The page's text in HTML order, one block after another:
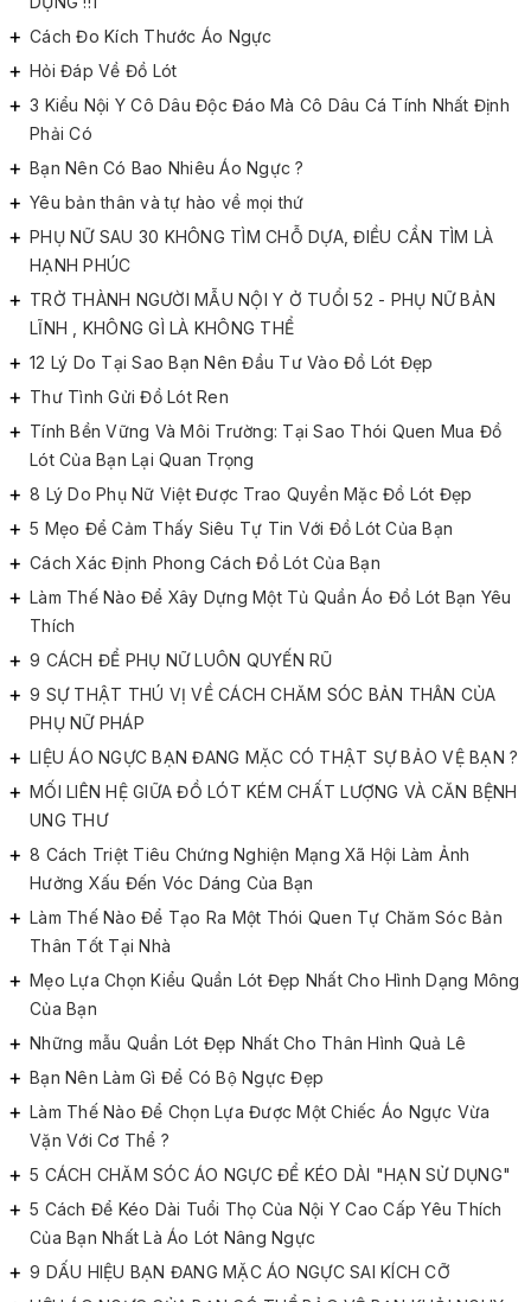
Cách Đo Kích Thước Áo Ngực
Hỏi Đáp Về Đồ Lót
3 Kiểu Nội Y Cô Dâu Độc Đáo Mà Cô Dâu Cá Tính Nhất Định
Phải Có
Bạn Nên Có Bao Nhiêu Áo Ngực ?
Yêu bản thân và tự hào về mọi thứ
PHỤ NỮ SAU 30 KHÔNG TÌM CHỖ DỰA, ĐIỀU CẦN TÌM LÀ
HẠNH PHÚC
TRỞ THÀNH NGƯỜI MẪU NỘI Y Ở TUỔI 52 - PHỤ NỮ BẢN
LĨNH , KHÔNG GÌ LÀ KHÔNG THỂ
12 Lý Do Tại Sao Bạn Nên Đầu Tư Vào Đồ Lót Đẹp
Thư Tình Gửi Đồ Lót Ren
Tính Bền Vững Và Môi Trường: Tại Sao Thói Quen Mua Đồ
Lót Của Bạn Lại Quan Trọng
8 Lý Do Phụ Nữ Việt Được Trao Quyền Mặc Đồ Lót Đẹp
5 Mẹo Để Cảm Thấy Siêu Tự Tin Với Đồ Lót Của Bạn
Cách Xác Định Phong Cách Đồ Lót Của Bạn
Làm Thế Nào Để Xây Dựng Một Tủ Quần Áo Đồ Lót Bạn Yêu
Thích
9 CÁCH ĐỂ PHỤ NỮ LUÔN QUYẾN RŨ
9 SỰ THẬT THÚ VỊ VỀ CÁCH CHĂM SÓC BẢN THÂN CỦA
PHỤ NỮ PHÁP
LIỆU ÁO NGỰC BẠN ĐANG MẶC CÓ THẬT SỰ BẢO VỆ BẠN ?
MỐI LIÊN HỆ GIỮA ĐỒ LÓT KÉM CHẤT LƯỢNG VÀ CĂN BỆNH
UNG THƯ
8 Cách Triệt Tiêu Chứng Nghiện Mạng Xã Hội Làm Ảnh
Hưởng Xấu Đến Vóc Dáng Của Bạn
Làm Thế Nào Để Tạo Ra Một Thói Quen Tự Chăm Sóc Bản
Thân Tốt Tại Nhà
Mẹo Lựa Chọn Kiểu Quần Lót Đẹp Nhất Cho Hình Dạng Mông
Của Bạn
Những mẫu Quần Lót Đẹp Nhất Cho Thân Hình Quả Lê
Bạn Nên Làm Gì Để Có Bộ Ngực Đẹp
Làm Thế Nào Để Chọn Lựa Được Một Chiếc Áo Ngực Vừa
Vặn Với Cơ Thể ?
5 CÁCH CHĂM SÓC ÁO NGỰC ĐỂ KÉO DÀI "HẠN SỬ DỤNG"
5 Cách Để Kéo Dài Tuổi Thọ Của Nội Y Cao Cấp Yêu Thích
Của Bạn Nhất Là Áo Lót Nâng Ngực
9 DẤU HIỆU BẠN ĐANG MẶC ÁO NGỰC SAI KÍCH CỠ